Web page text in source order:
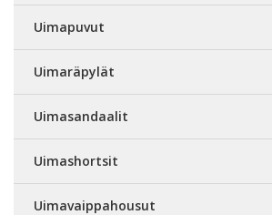
Uimapuvut
Uimaräpylät
Uimasandaalit
Uimashortsit
Uimavaippahousut